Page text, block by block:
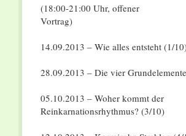
(18:00-21:00 Uhr, offener
Vortrag)
14.09.2013 – Wie alles entsteht (1/
28.09.2013 – Die vier
05.10.2013 – Woher kommt der
Reinkarnationsrhythmus? (3/10)